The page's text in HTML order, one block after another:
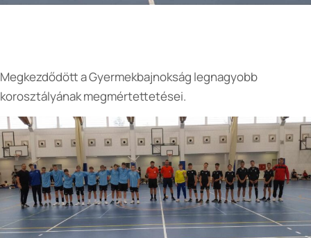
Megkezdődött a Gyermekbajnokság legnagyobb
korosztályának megmértettetései.